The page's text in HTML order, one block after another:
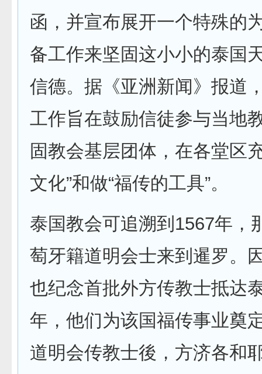
函，并宣布展开一个特殊的
备工作来坚固这小小的泰国
信德。据《亚洲新闻》报道
工作旨在鼓励信徒参与当地
固教会基层团体，在各堂区
文化”和做“福传的工具”。
泰国教会可追溯到1567年，
萄牙籍道明会士来到暹罗。
也纪念首批外方传教士抵达
年，他们为该国福传事业奠
道明会传教士後，方济各和